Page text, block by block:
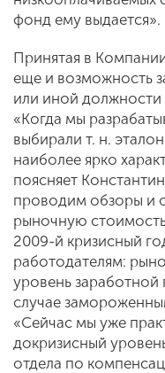
фонд ему выдается».
Принятая в
еще и возможность
или иной должности
«Когда мы
выбирали т. н.
наиболее ярко
поясняет
проводим обзоры и
рыночную
2009-й кризисный
работодателям:
уровень заработной
случае
«Сейчас мы уже
докризисный
отдела по